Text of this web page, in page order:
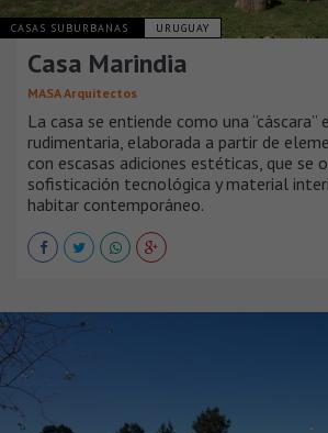
CASAS SUBURBANAS URUGUAY
Casa Marindia
MASA Arquitectos
La casa se entiende como una
rudimentaria, elaborada a partir de
con escasas adiciones estéticas, que se
sofisticación tecnológica y material
habitar contemporáneo.